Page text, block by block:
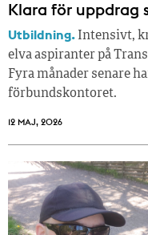
Klara för uppdrag
Utbildning. Intensivt,
elva aspiranter på
Fyra månader senare
förbundskontoret.
12 MAJ, 2026